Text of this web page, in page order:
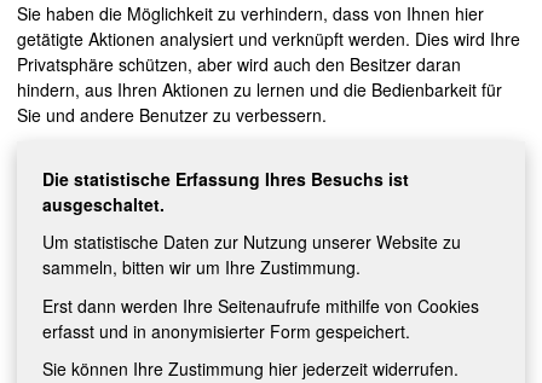
Sie haben die Möglichkeit zu verhindern, dass von Ihnen hier
getätigte Aktionen analysiert und verknüpft werden. Dies wird Ihre
Privatsphäre schützen, aber wird auch den Besitzer daran
hindern, aus Ihren Aktionen zu lernen und die Bedienbarkeit für
Sie und andere Benutzer zu verbessern.
Die statistische Erfassung Ihres Besuchs ist
ausgeschaltet.
Um statistische Daten zur Nutzung unserer Website zu
sammeln, bitten wir um Ihre Zustimmung.
Erst dann werden Ihre Seitenaufrufe mithilfe von Cookies
erfasst und in anonymisierter Form gespeichert.
Sie können Ihre Zustimmung hier jederzeit widerrufen.